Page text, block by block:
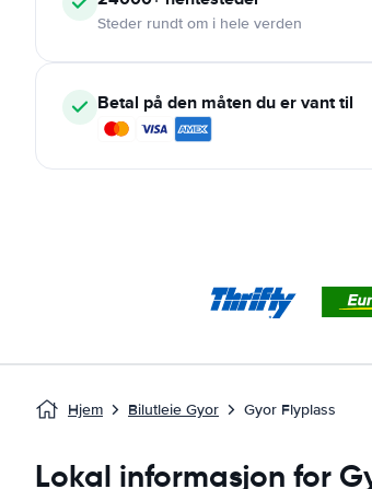
Steder rundt om i hele verden
Betal på den måten du er vant til
Hjem Bilutleie Gyor Gyor Flyplass
Lokal informasjon for